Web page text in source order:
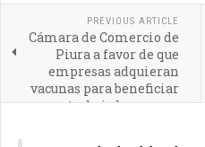
PREVIOUS ARTICLE
Cámara de Comercio de
Piura a favor de que
empresas adquieran
vacunas para beneficiar
a trabajadores y sus